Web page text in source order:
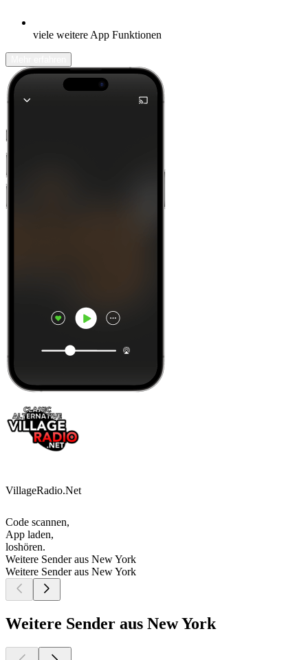
viele weitere App Funktionen
VillageRadio.Net
Code scannen,
App laden,
loshören.
Weitere Sender aus New York
Weitere Sender aus New York
Weitere Sender aus New York